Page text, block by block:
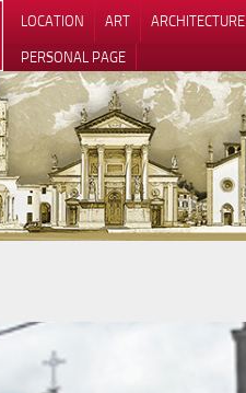
LOCATION ART ARCHITECTURE
PERSONAL PAGE